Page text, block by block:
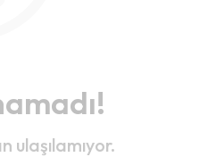
ulaşılamıyor.